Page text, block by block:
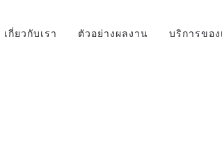
เกี่ยวกับเรา ตัวอย่างผลงาน บริการของ